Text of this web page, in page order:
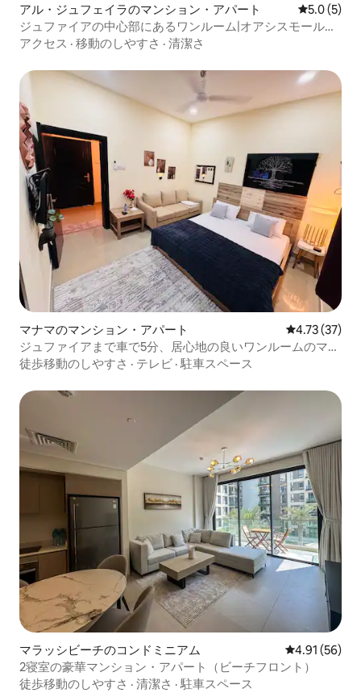
アル・ジュフェイラのマンション・アパート レビュー5
5.0 (5)
ジュファイアの中心部にあるワンルーム|オアシスモールま
で徒歩
アクセス · 移動のしやすさ · 清潔さ
マナマのマンション・アパート レビュー37
4.73 (37)
ジュファイアまで車で5分、居心地の良いワンルームのマン
ション・アパート
徒歩移動のしやすさ · テレビ · 駐車スペース
マラッシビーチのコンドミニアム レビュー56
4.91 (56)
2寝室の豪華マンション・アパート（ビーチフロント）
徒歩移動のしやすさ · 清潔さ · 駐車スペース